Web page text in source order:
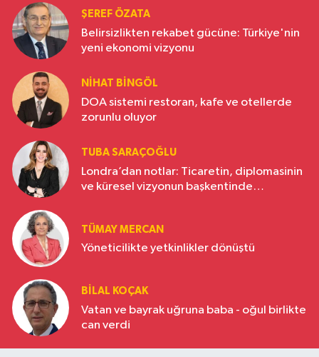
ŞEREF ÖZATA
Belirsizlikten rekabet gücüne: Türkiye'nin
yeni ekonomi vizyonu
NIHAT BINGÖL
DOA sistemi restoran, kafe ve otellerde
zorunlu oluyor
TUBA SARAÇOĞLU
Londra’dan notlar: Ticaretin, diplomasinin
ve küresel vizyonun başkentinde
TÜMAY MERCAN
Yöneticilikte yetkinlikler dönüştü
BILAL KOÇAK
Vatan ve bayrak uğruna baba - oğul birlikte
can verdi